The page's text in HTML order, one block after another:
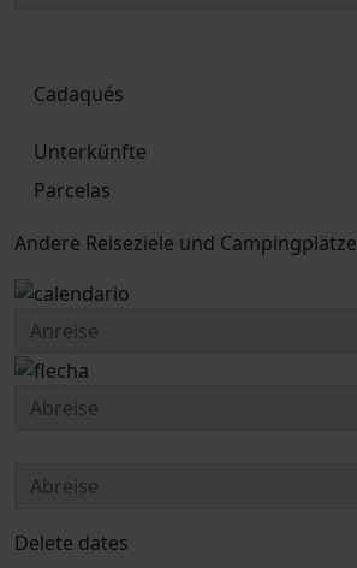
Cadaqués
Unterkünfte
Parcelas
Andere Reiseziele und Campingplätze
Delete dates